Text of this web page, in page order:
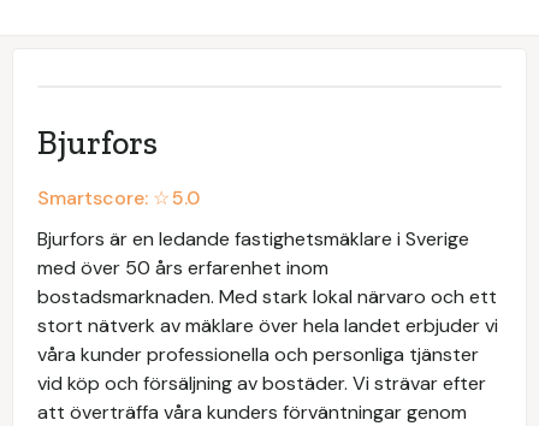
Bjurfors
Smartscore: ☆5.0
Bjurfors är en ledande fastighetsmäklare i Sverige
med över 50 års erfarenhet inom
bostadsmarknaden. Med stark lokal närvaro och ett
stort nätverk av mäklare över hela landet erbjuder vi
våra kunder professionella och personliga tjänster
vid köp och försäljning av bostäder. Vi strävar efter
att överträffa våra kunders förväntningar genom